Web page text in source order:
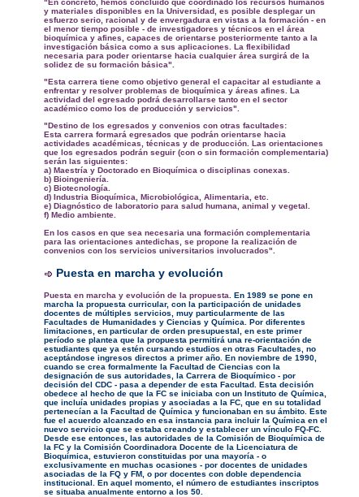
"En concreto, hemos concluido que coordinado los recursos humanos
y materiales disponibles en la Universidad, es posible desplegar un
esfuerzo serio, racional y de envergadura en vistas a la formación - en
el menor tiempo posible - de investigadores y técnicos en el área
bioquímica y afines, capaces de orientarse posteriormente tanto a la
investigación básica como a sus aplicaciones. La flexibilidad
necesaria para poder orientarse hacia cualquier área surgirá de la
solidez de su formación básica".
"Esta carrera tiene como objetivo general el capacitar al estudiante a
enfrentar y resolver problemas de bioquímica y áreas afines. La
actividad del egresado podrá desarrollarse tanto en el sector
académico como los de producción y servicios".
"Destino de los egresados y convenios con otras facultades:
Esta carrera formará egresados que podrán orientarse hacia
actividades académicas, técnicas y de producción. Las orientaciones
que los egresados podrán seguir (con o sin formación complementaria)
serán las siguientes:
a) Maestría y Doctorado en Bioquímica o disciplinas conexas.
b) Bioingeniería.
c) Biotecnología.
d) Industria Bioquímica, Microbiológica, Alimentaria, etc.
e) Diagnóstico de laboratorio para salud humana, animal y vegetal.
f) Medio ambiente.
En los casos en que sea necesaria una formación complementaria
para las orientaciones antedichas, se propone la realización de
convenios con los servicios universitarios involucrados".
Puesta en marcha y evolución
Puesta en marcha y evolución de la propuesta . En 1989 se pone en
marcha la propuesta curricular, con la participación de unidades
docentes de múltiples servicios, muy particularmente de las
Facultades de Humanidades y Ciencias y Química. Por diferentes
limitaciones, en particular de orden presupuestal, en este primer
período se plantea que la propuesta permitirá una re-orientación de
estudiantes que ya estén cursando estudios en otras Facultades, no
aceptándose ingresos directos a primer año. En noviembre de 1990,
cuando se crea formalmente la Facultad de Ciencias con la
designación de sus autoridades, la Carrera de Bioquímico - por
decisión del CDC - pasa a depender de esta Facultad. Esta decisión
obedece al hecho de que la FC se iniciaba con un Instituto de Química,
que incluía unidades propias y asociadas a la FC, que en su totalidad
pertenecían a la Facultad de Química y funcionaban en su ámbito. Este
fue el acuerdo alcanzado en esa instancia para incluir la Química en el
nuevo servicio que se estaba creando y establecer un vínculo FQ-FC.
Desde ese entonces, las autoridades de la Comisión de Bioquímica de
la FC y la Comisión Coordinadora Docente de la Licenciatura de
Bioquímica, estuvieron constituidas por una mayoría - o
exclusivamente en muchas ocasiones - por docentes de unidades
asociadas de la FQ y FM, o por docentes con doble dependencia
institucional. En aquel momento, el número de estudiantes inscriptos
se situaba anualmente entorno a los 50.